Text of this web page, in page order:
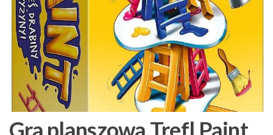
Gra planszowa Trefl Paint